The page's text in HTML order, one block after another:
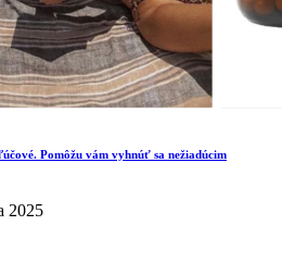
Pomôžu vám vyhnúť sa nežiadúcim
2025